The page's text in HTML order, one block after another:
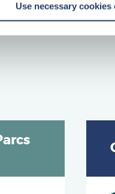
Use necessary cookies
unter Anwendung